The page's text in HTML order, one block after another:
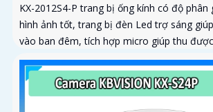
KX-2012S4-P trang bị ống kính có độ phân
hình ảnh tốt, trang bị đèn Led trợ sáng
vào ban đêm, tích hợp micro giúp thu
với hình ảnh, camera này sẽ sử dụng